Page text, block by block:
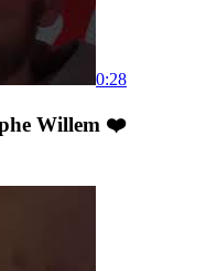
0:28
Willem ❤️